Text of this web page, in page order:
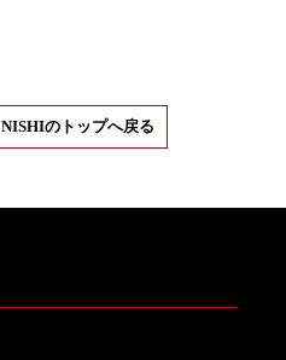
のトップへ戻る